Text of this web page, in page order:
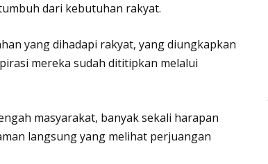
dari kebutuhan rakyat.
yang dihadapi rakyat, yang diungkapkan
mereka sudah dititipkan melalui
masyarakat, banyak sekali harapan
langsung yang melihat perjuangan